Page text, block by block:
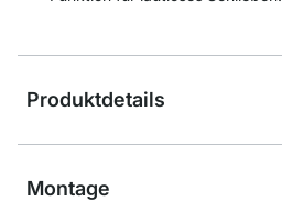
Produktdetails
Montage